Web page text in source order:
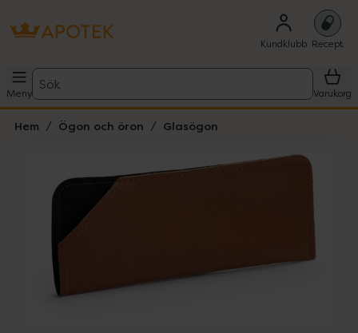
Kundklubb Recept
Meny
Sök
Varukorg
Hem Ögon och öron Glasögon
Lista: . Innehåller 1 objekt.